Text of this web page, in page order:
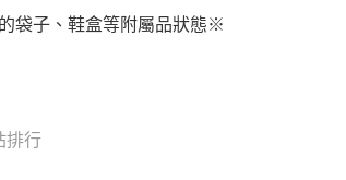
袋子、鞋盒等附屬品狀態※
排行